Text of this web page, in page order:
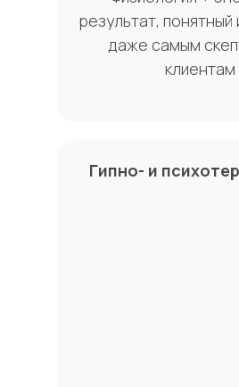
Гипно- и
результат,
даже самым
клиентам